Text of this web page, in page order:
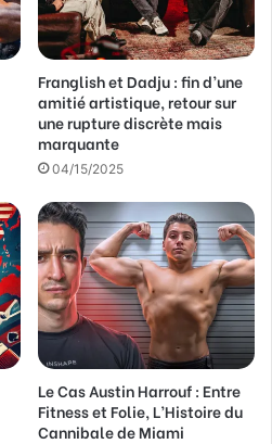
Franglish et Dadju : fin d’une
amitié artistique, retour sur
une rupture discrète mais
marquante
04/15/2025
Le Cas Austin Harrouf : Entre
Fitness et Folie, L’Histoire du
Cannibale de Miami